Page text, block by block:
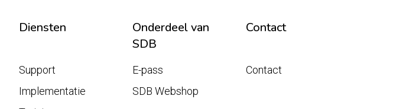
Diensten
Onderdeel van
SDB
Contact
Support
Implementatie
E-pass
SDB Webshop
Contact